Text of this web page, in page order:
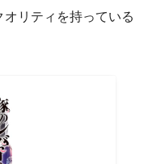
リティを持っている